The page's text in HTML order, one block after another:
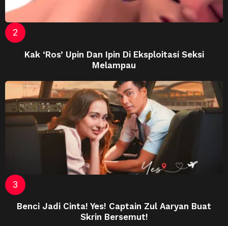
Kak ‘Ros’ Upin Dan Ipin Di Eksploitasi Seksi
Melampau
Benci Jadi Cinta! Yes! Captain Zul Aaryan Buat
Skrin Bersemut!